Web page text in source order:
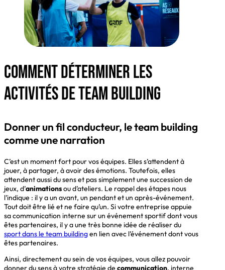
Comment déterminer les
activités de team building
Donner un fil conducteur, le team building
comme une narration
C’est un moment fort pour vos équipes. Elles s’attendent à
jouer, à partager, à avoir des émotions. Toutefois, elles
attendent aussi du sens et pas simplement une succession de
jeux, d’animationsou d’ateliers. Le rappel des étapes nous
l’indique : il y a un avant, un pendant et un après-événement.
Tout doit être lié et ne faire qu’un. Si votre entreprise appuie
sa communication interne sur un événement sportif dont vous
êtes partenaires, il y a une très bonne idée de réaliser du
sport dans le team buildingen lien avec l’événement dont vous
êtes partenaires.
Ainsi, directement au sein de vos équipes, vous allez pouvoir
donner du sens à votre stratégie de communication, interne